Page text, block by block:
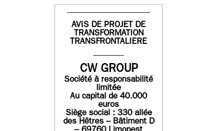
AVIS DE PROJET DE
TRANSFORMATION
TRANSFRONTALIERE
CW GROUP
Société à responsabilité
limitée
Au capital de 40.000
euros
Siège social : 330 allée
des Hêtres – Bâtiment D